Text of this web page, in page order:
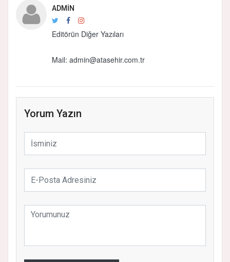
ADMIN
Editörün Diğer Yazıları
Mail: admin@atasehir.com.tr
Yorum Yazın